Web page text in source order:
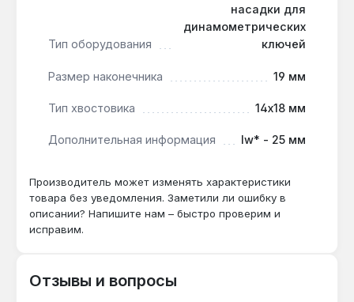
Насадка применяется при сборке двигателей,
коробок передач и промышленного оборудования,
где требуется точное дозирование усилия.
доставка по Украине.
Тип оборудования
насадки для
динамометрических
ключей
Размер наконечника 19 мм
Тип хвостовика 14х18 мм
Дополнительная информация lw* - 25 мм
Производитель может изменять характеристики
товара без уведомления. Заметили ли ошибку в
описании? Напишите нам – быстро проверим и
исправим.
Отзывы и вопросы